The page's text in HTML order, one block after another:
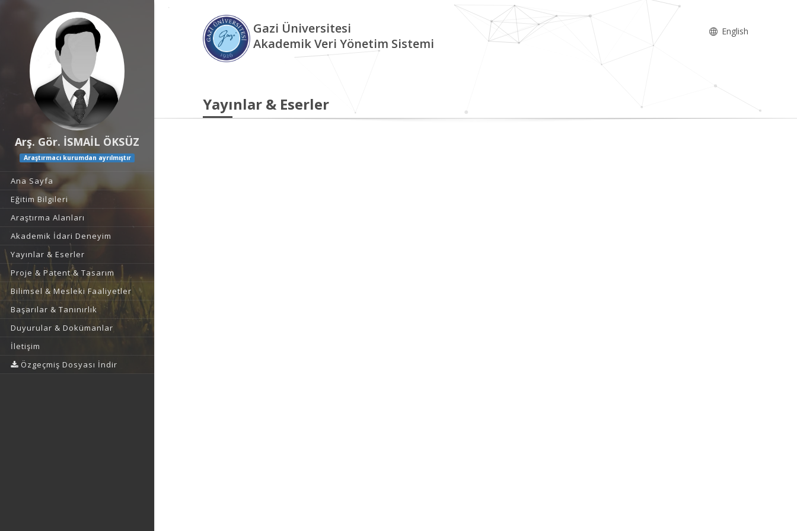
Arş. Gör. İSMAİL ÖKSÜZ
Araştırmacı kurumdan ayrılmıştır
Ana Sayfa
Eğitim Bilgileri
Araştırma Alanları
Akademik İdari Deneyim
Yayınlar & Eserler
Proje & Patent & Tasarım
Bilimsel & Mesleki Faaliyetler
Başarılar & Tanınırlık
Duyurular & Dokümanlar
İletişim
Özgeçmiş Dosyası İndir
Gazi Üniversitesi
Akademik Veri Yönetim Sistemi
English
Yayınlar & Eserler